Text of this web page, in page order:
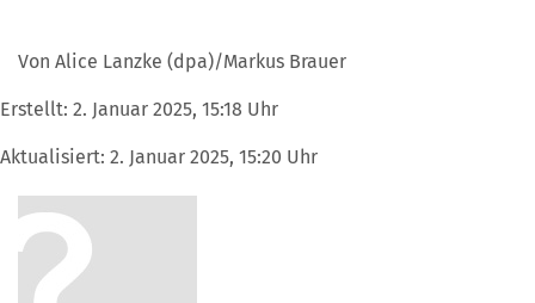
Von Alice Lanzke (dpa)/Markus Brauer
Erstellt: 2. Januar 2025, 15:18 Uhr
Aktualisiert: 2. Januar 2025, 15:20 Uhr